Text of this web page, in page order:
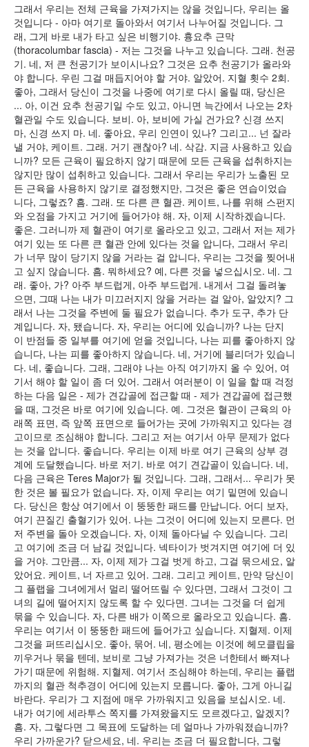
그래서 우리는 전체 근육을 가져가지는 않을 것입니다, 우리는 올
것입니다 - 아마 여기로 돌아와서 여기서 나누어질 것입니다. 그
래, 그게 바로 내가 타고 싶은 비행기야. 흉요추 근막
(thoracolumbar fascia) - 저는 그것을 나누고 있습니다. 그래. 천공
기. 네, 저 큰 천공기가 보이시나요? 그것은 요추 천공기가 올라와
야 합니다. 우린 그걸 매듭지어야 할 거야. 알았어. 지혈 횟수 2회.
좋아, 그래서 당신이 그것을 나중에 여기로 다시 올릴 때, 당신은
... 아, 이건 요추 천공기일 수도 있고, 아니면 늑간에서 나오는 2차
혈관일 수도 있습니다. 보비. 아, 보비에 가실 건가요? 신경 쓰지
마, 신경 쓰지 마. 네. 좋아요, 우리 인연이 있나? 그리고... 넌 잘라
낼 거야, 케이트. 그래. 거기 괜찮아? 네. 삭감. 지금 사용하고 있습
니까? 모든 근육이 필요하지 않기 때문에 모든 근육을 섭취하지는
않지만 많이 섭취하고 있습니다. 그래서 우리는 우리가 노출된 모
든 근육을 사용하지 않기로 결정했지만, 그것은 좋은 연습이었습
니다, 그렇죠? 흠. 그래. 또 다른 큰 혈관. 케이트, 나를 위해 스펀지
와 오점을 가지고 거기에 들어가야 해. 자, 이제 시작하겠습니다.
좋은. 그러니까 제 혈관이 여기로 올라오고 있고, 그래서 저는 제가
여기 있는 또 다른 큰 혈관 안에 있다는 것을 압니다, 그래서 우리
가 너무 많이 당기지 않을 거라는 걸 압니다, 우리는 그것을 찢어내
고 싶지 않습니다. 흠. 뭐하세요? 예, 다른 것을 넣으십시오. 네. 그
래. 좋아, 가? 아주 부드럽게, 아주 부드럽게. 내게서 그걸 돌려놓
으면, 그때 나는 내가 미끄러지지 않을 거라는 걸 알아, 알았지? 그
래서 나는 그것을 주변에 둘 필요가 없습니다. 추가 도구, 추가 단
계입니다. 자, 됐습니다. 자, 우리는 어디에 있습니까? 나는 단지
이 반점들 중 일부를 여기에 얻을 것입니다, 나는 피를 좋아하지 않
습니다, 나는 피를 좋아하지 않습니다. 네, 거기에 블리더가 있습니
다. 네, 좋습니다. 그래, 그래야 나는 아직 여기까지 올 수 있어, 여
기서 해야 할 일이 좀 더 있어. 그래서 여러분이 이 일을 할 때 걱정
하는 다음 일은 - 제가 견갑골에 접근할 때 - 제가 견갑골에 접근했
을 때, 그것은 바로 여기에 있습니다. 예. 그것은 혈관이 근육의 아
래쪽 표면, 즉 앞쪽 표면으로 들어가는 곳에 가까워지고 있다는 경
고이므로 조심해야 합니다. 그리고 저는 여기서 아무 문제가 없다
는 것을 압니다. 좋습니다. 우리는 이제 바로 여기 근육의 상부 경
계에 도달했습니다. 바로 저기. 바로 여기 견갑골이 있습니다. 네,
다음 근육은 Teres Major가 될 것입니다. 그래, 그래서... 우리가 못
한 것은 볼 필요가 없습니다. 자, 이제 우리는 여기 밑면에 있습니
다. 당신은 항상 여기에서 이 뚱뚱한 패드를 만납니다. 어디 보자,
여기 끈질긴 출혈기가 있어. 나는 그것이 어디에 있는지 모른다. 먼
저 주변을 돌아 오겠습니다. 자, 이제 돌아다닐 수 있습니다. 그리
고 여기에 조금 더 남길 것입니다. 넥타이가 벗겨지면 여기에 더 있
을 거야. 그만큼... 자, 이제 제가 그걸 벗게 하고, 그걸 묶으세요, 알
았어요. 케이트, 너 자르고 있어. 그래. 그리고 케이트, 만약 당신이
그 플랩을 그녀에게서 멀리 떨어뜨릴 수 있다면, 그래서 그것이 그
녀의 길에 떨어지지 않도록 할 수 있다면. 그녀는 그것을 더 쉽게
묶을 수 있습니다. 자, 다른 배가 이쪽으로 올라오고 있습니다. 흠.
우리는 여기서 이 뚱뚱한 패드에 들어가고 싶습니다. 지혈제. 이제
그것을 퍼뜨리십시오. 좋아, 묶어. 네, 평소에는 이것에 헤모클립을
끼우거나 묶을 텐데, 보비로 그냥 가져가는 것은 너한테서 빠져나
가기 때문에 위험해. 지혈제. 여기서 조심해야 하는데, 우리는 플랩
까지의 혈관 척추경이 어디에 있는지 모릅니다. 좋아, 그게 아니길
바란다. 우리가 그 지점에 매우 가까워지고 있음을 보십시오. 네.
내가 여기에 세라투스 쪽지를 가져왔을지도 모르겠다고, 알겠지?
흠. 자, 그렇다면 그 목표에 도달하는 데 얼마나 가까워졌습니까?
우리 가까운가? 닫으세요, 네. 우리는 조금 더 필요합니다, 그렇